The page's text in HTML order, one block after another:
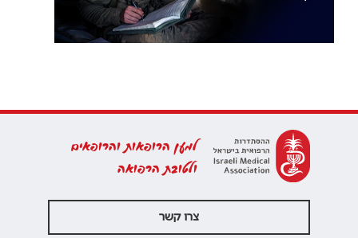
למען הרופאות והרופאים
ולטובת הרפואה
צרו קשר